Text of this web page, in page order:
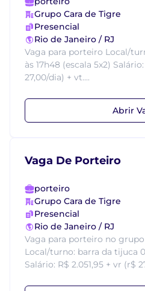
Grupo Cara de Tigre
Presencial
Rio de Janeiro / RJ
Vaga para porteiro Local/
às 17h48 (escala 5x2)
27,00/dia) + vt....
Abrir
Vaga De Porteiro
porteiro
Grupo Cara de Tigre
Presencial
Rio de Janeiro / RJ
Vaga para porteiro no
Local/turno: barra da tijuca
Salário: R$ 2.051,95 + vr (r$